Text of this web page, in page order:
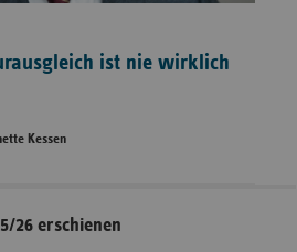
ist nie wirklich
Kessen
26 erschienen